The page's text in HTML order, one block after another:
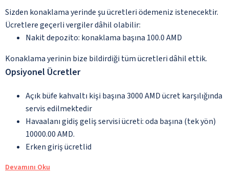
Sizden konaklama yerinde şu ücretleri ödemeniz istenecektir.
Ücretlere geçerli vergiler dâhil olabilir:
Nakit depozito: konaklama başına 100.0 AMD
Konaklama yerinin bize bildirdiği tüm ücretleri dâhil ettik.
Opsiyonel Ücretler
Açık büfe kahvaltı kişi başına 3000 AMD ücret karşılığında
servis edilmektedir
Havaalanı gidiş geliş servisi ücreti: oda başına (tek yön)
10000.00 AMD.
Erken giriş ücretlid
Devamını Oku